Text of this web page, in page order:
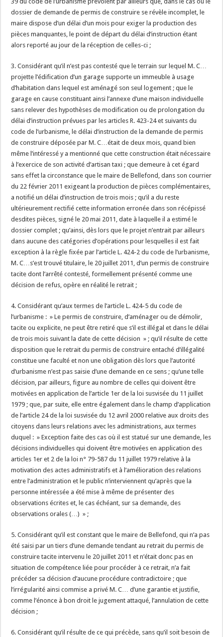
dossier de demande de permis de construire se révèle incomplet, le
maire dispose d’un délai d’un mois pour exiger la production des
pièces manquantes, le point de départ du délai d’instruction étant
alors reporté au jour de la réception de celles-ci ;
3. Considérant qu’il n’est pas contesté que le terrain sur lequel M. C…
projette l’édification d’un garage supporte un immeuble à usage
d’habitation dans lequel est aménagé son seul logement ; que le
garage en cause constituant ainsi l’annexe d’une maison individuelle
sans relever des hypothèses de modification ou de prolongation du
délai d’instruction prévues par les articles R. 423-24 et suivants du
code de l’urbanisme, le délai d’instruction de la demande de permis
de construire déposée par M. C…était de deux mois, quand bien
même l’intéressé y a mentionné que cette construction était nécessaire
à l’exercice de son activité d’artisan taxi ; que demeure à cet égard
sans effet la circonstance que le maire de Bellefond, dans son courrier
du 22 février 2011 exigeant la production de pièces complémentaires,
a notifié un délai d’instruction de trois mois ; qu’il a du reste
ultérieurement rectifié cette information erronée dans son récépissé
desdites pièces, signé le 20 mai 2011, date à laquelle il a estimé le
dossier complet ; qu’ainsi, dès lors que le projet n’entrait par ailleurs
dans aucune des catégories d’opérations pour lesquelles il est fait
exception à la règle fixée par l’article L. 424-2 du code de l’urbanisme,
M. C…s’est trouvé titulaire, le 20 juillet 2011, d’un permis de construire
tacite dont l’arrêté contesté, formellement présenté comme une
décision de refus, opère en réalité le retrait ;
4. Considérant qu’aux termes de l’article L. 424-5 du code de
l’urbanisme : » Le permis de construire, d’aménager ou de démolir,
tacite ou explicite, ne peut être retiré que s’il est illégal et dans le délai
de trois mois suivant la date de cette décision » ; qu’il résulte de cette
disposition que le retrait du permis de construire entaché d’illégalité
constitue une faculté et non une obligation dès lors que l’autorité
d’urbanisme n’est pas saisie d’une demande en ce sens ; qu’une telle
décision, par ailleurs, figure au nombre de celles qui doivent être
motivées en application de l’article 1er de la loi susvisée du 11 juillet
1979 ; que, par suite, elle entre également dans le champ d’application
de l’article 24 de la loi susvisée du 12 avril 2000 relative aux droits des
citoyens dans leurs relations avec les administrations, aux termes
duquel : » Exception faite des cas où il est statué sur une demande, les
décisions individuelles qui doivent être motivées en application des
articles 1er et 2 de la loi n° 79-587 du 11 juillet 1979 relative à la
motivation des actes administratifs et à l’amélioration des relations
entre l’administration et le public n’interviennent qu’après que la
personne intéressée a été mise à même de présenter des
observations écrites et, le cas échéant, sur sa demande, des
observations orales (…) » ;
5. Considérant qu’il est constant que le maire de Bellefond, qui n’a pas
été saisi par un tiers d’une demande tendant au retrait du permis de
construire tacite intervenu le 20 juillet 2011 et n’était donc pas en
situation de compétence liée pour procéder à ce retrait, n’a fait
précéder sa décision d’aucune procédure contradictoire ; que
l’irrégularité ainsi commise a privé M. C… d’une garantie et justifie,
comme l’énonce à bon droit le jugement attaqué, l’annulation de cette
décision ;
6. Considérant qu’il résulte de ce qui précède, sans qu’il soit besoin de